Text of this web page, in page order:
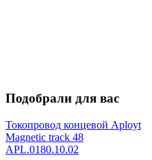
Подобрали для вас
Токопровод концевой Aployt
Magnetic track 48
APL.0180.10.02